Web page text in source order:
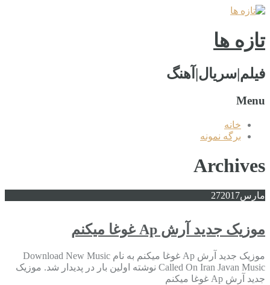
تازه ها
فیلم|سریال|آهنگ
Menu
خانه
برگه نمونه
Archives
مارس 272017
موزیک جدید آرش Ap غوغا میکنم
موزیک جدید آرش Ap غوغا میکنم به نام Download New Music
Called On Iran Javan Music نوشته اولین بار در پدیدار شد. موزیک
جدید آرش Ap غوغا میکنم